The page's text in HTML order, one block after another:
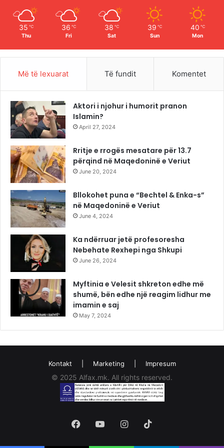
35 ℃
Thu
36 ℃
Fri
38 ℃
Sat
39 ℃
Sun
40 ℃
Mon
Më të lexuarat Të fundit Komentet
Aktori i njohur i humorit pranon
Islamin?
April 27, 2024
Rritje e rrogës mesatare për 13.7
përqind në Maqedoninë e Veriut
June 20, 2024
Bllokohet puna e “Bechtel & Enka-s”
në Maqedoninë e Veriut
June 4, 2024
Ka ndërruar jetë profesoresha
Nebehate Rexhepi nga Shkupi
June 26, 2024
Myftinia e Velesit shkreton edhe më
shumë, bën edhe një reagim lidhur me
imamin e saj
May 7, 2024
Kontakt Marketing Impresum
© 2025 Alfax.mk. All rights reserved.
FacebookYouTubeInstagram